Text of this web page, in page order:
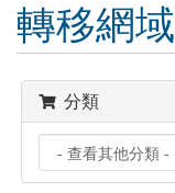
轉移網域
分類